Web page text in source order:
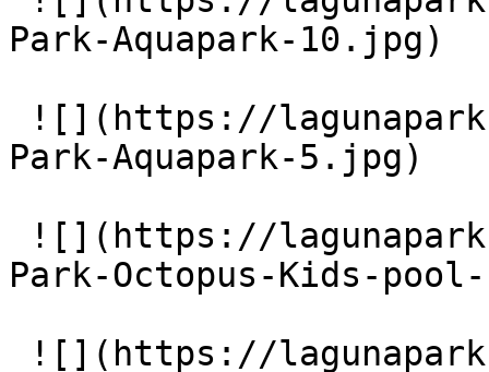
Park-Aquapark-10.jpg)
Park-Aquapark-5.jpg)
Park-Octopus-Kids-